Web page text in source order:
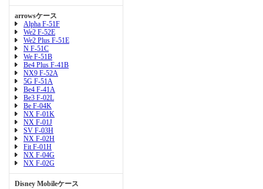
arrowsケース
Alpha F-51F
We2 F-52E
We2 Plus F-51E
N F-51C
We F-51B
Be4 Plus F-41B
NX9 F-52A
5G F-51A
Be4 F-41A
Be3 F-02L
Be F-04K
NX F-01K
NX F-01J
SV F-03H
NX F-02H
Fit F-01H
NX F-04G
NX F-02G
Disney Mobileケース